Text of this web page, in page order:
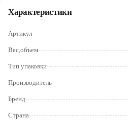
Северодвинск
Череповец
Ярославль
Характеристики
Артикул
Вес,объем
Тип упаковки
Производитель
Бренд
Страна